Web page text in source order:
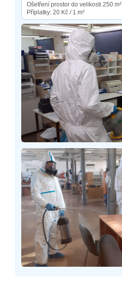
Ošetření prostor do velikosti 250 m²
Příplatky: 20 Kč / 1 m²